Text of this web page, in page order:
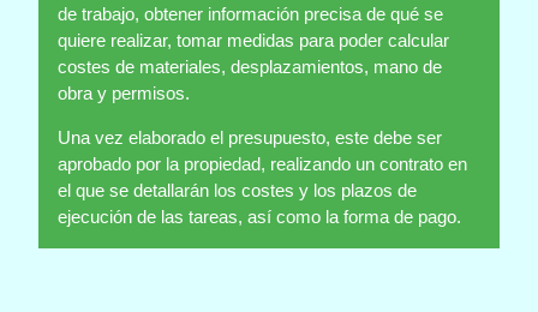
de trabajo, obtener información precisa de qué se
quiere realizar, tomar medidas para poder calcular
costes de materiales, desplazamientos, mano de
obra y permisos.
Una vez elaborado el presupuesto, este debe ser
aprobado por la propiedad, realizando un contrato en
el que se detallarán los costes y los plazos de
ejecución de las tareas, así como la forma de pago.